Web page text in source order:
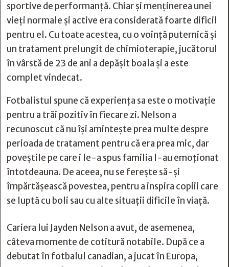
sportive de performanță. Chiar și menținerea unei
vieți normale și active era considerată foarte dificil
pentru el. Cu toate acestea, cu o voință puternică și
un tratament prelungit de chimioterapie, jucătorul
în vârstă de 23 de ani a depășit boala și a este
complet vindecat.
Fotbalistul spune că experiența sa este o motivație
pentru a trăi pozitiv în fiecare zi. Nelson a
recunoscut că nu își amintește prea multe despre
perioada de tratament pentru că era prea mic, dar
poveștile pe care i le-a spus familia l-au emoționat
întotdeauna. De aceea, nu se ferește să-și
împărtășească povestea, pentru a inspira copiii care
se luptă cu boli sau cu alte situații dificile în viață.
Cariera lui Jayden Nelson a avut, de asemenea,
câteva momente de cotitură notabile. După ce a
debutat în fotbalul canadian, a jucat în Europa,